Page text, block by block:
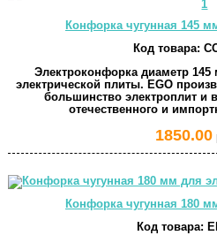
Конфорка чугунная 145
Код товара:
Электроконфорка диаметр
электрической плиты. EGO
большинство электроплит и
отечественного и
1850.00
Конфорка чугунная 180
Код товара: